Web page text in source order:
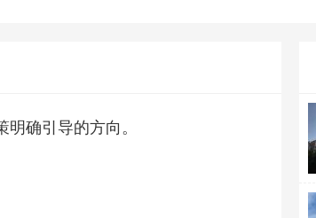
确引导的方向。